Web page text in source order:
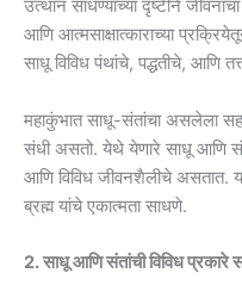
उत्थान साधण्याच्या दृष्टीने
आणि आत्मसाक्षात्काराच्या
साधू विविध पंथांचे, पद्धतीचे, आणि
महाकुंभात साधू-संतांचा असलेला
संधी असतो. येथे येणारे साधू आणि संत
आणि विविध जीवनशैलीचे असतात.
ब्रह्म यांचे एकात्मता साधणे.
2. साधू आणि संतांची विविध प्रकारे